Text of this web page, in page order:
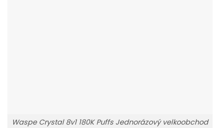
Waspe Crystal 8v1 180K Puffs Jednorázový velkoobchod